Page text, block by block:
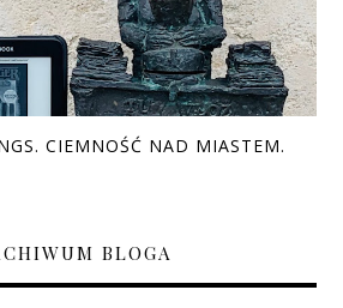
CIEMNOŚĆ NAD MIASTEM.
BLOGA